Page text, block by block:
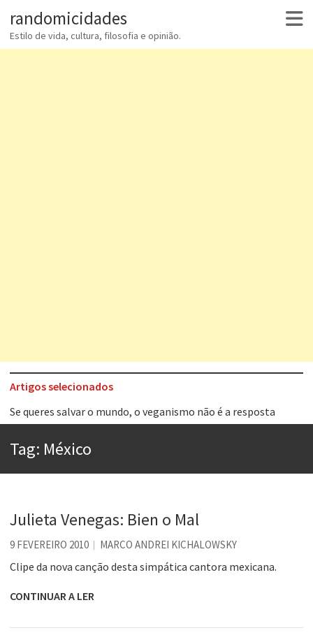
randomicidades
Estilo de vida, cultura, filosofia e opinião.
Artigos selecionados
Se queres salvar o mundo, o veganismo não é a resposta
Tem que filmar isso daí
A construção da urbanidade
Esse tal de Rock Gaúcho
Os causos de Jorge Luis Borges
Voto obrigatório é correto?
Tag: México
Julieta Venegas: Bien o Mal
9 FEVEREIRO 2010 MARCO ANDREI KICHALOWSKY
Clipe da nova canção desta simpática cantora mexicana.
CONTINUAR A LER